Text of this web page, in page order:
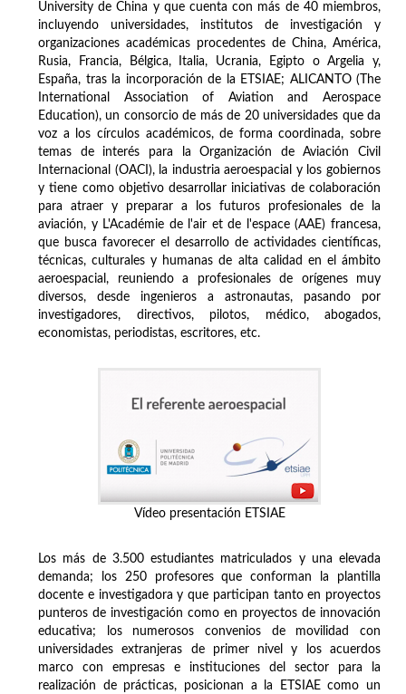
University de China y que cuenta con más de 40 miembros,
incluyendo universidades, institutos de investigación y
organizaciones académicas procedentes de China, América,
Rusia, Francia, Bélgica, Italia, Ucrania, Egipto o Argelia y,
España, tras la incorporación de la ETSIAE; ALICANTO (The
International Association of Aviation and Aerospace
Education), un consorcio de más de 20 universidades que da
voz a los círculos académicos, de forma coordinada, sobre
temas de interés para la Organización de Aviación Civil
Internacional (OACI), la industria aeroespacial y los gobiernos
y tiene como objetivo desarrollar iniciativas de colaboración
para atraer y preparar a los futuros profesionales de la
aviación, y L'Académie de l'air et de l'espace (AAE) francesa,
que busca favorecer el desarrollo de actividades científicas,
técnicas, culturales y humanas de alta calidad en el ámbito
aeroespacial, reuniendo a profesionales de orígenes muy
diversos, desde ingenieros a astronautas, pasando por
investigadores, directivos, pilotos, médico, abogados,
economistas, periodistas, escritores, etc.
Vídeo presentación ETSIAE
Los más de 3.500 estudiantes matriculados y una elevada
demanda; los 250 profesores que conforman la plantilla
docente e investigadora y que participan tanto en proyectos
punteros de investigación como en proyectos de innovación
educativa; los numerosos convenios de movilidad con
universidades extranjeras de primer nivel y los acuerdos
marco con empresas e instituciones del sector para la
realización de prácticas, posicionan a la ETSIAE como un